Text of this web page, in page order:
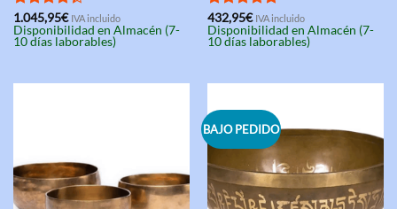
Valorado
con4.33
de 5
1.045,95€ IVA incluido
Disponibilidad en Almacén (7-
10 días laborables)
Valorado
con5.00
de 5
432,95€ IVA incluido
Disponibilidad en Almacén (7-
10 días laborables)
BAJO PEDIDO